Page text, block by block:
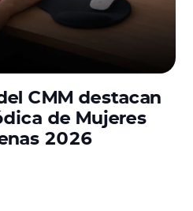
CMM destacan
de Mujeres
2026